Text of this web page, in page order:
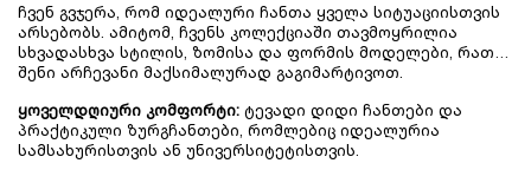
ჩვენ გვჯერა, რომ იდეალური ჩანთა ყველა სიტუაციისთვის
არსებობს. ამიტომ, ჩვენს კოლექციაში თავმოყრილია
სხვადასხვა სტილის, ზომისა და ფორმის მოდელები, რათა
შენი არჩევანი მაქსიმალურად გაგიმარტივოთ.
ყოველდღიური კომფორტი: ტევადი დიდი ჩანთები და
პრაქტიკული ზურგჩანთები, რომლებიც იდეალურია
სამსახურისთვის ან უნივერსიტეტისთვის.